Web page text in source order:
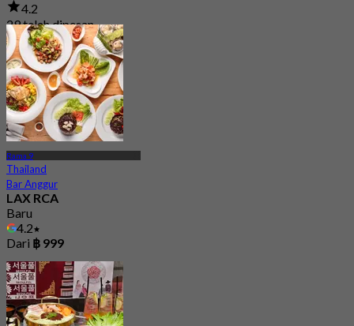
4.2
29 telah dipesan
Dari฿ 295
Rama 9
Thailand
Bar Anggur
LAX RCA
Baru
4.2
Dari ฿ 999